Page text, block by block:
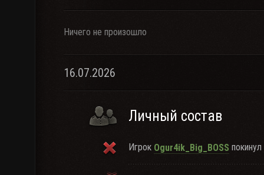
Ничего не произошло
16.07.2026
Личный состав
Игрок Ogur4ik_Big_BOSS покинул